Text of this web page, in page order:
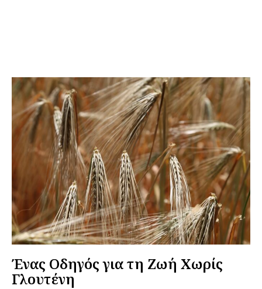
Ένας Οδηγός για τη Ζωή Χωρίς
Γλουτένη